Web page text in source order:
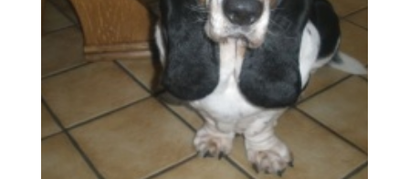
Streifzügen über die Felder ausruhen.
Ja, sie lässt uns eine Menge Freiheiten, dazu zählt
auch den Keller aufräumen und ab und zu sogar in
ihrem Bett schlafen.
Wie Ihr vielleicht schon gehört habt, ist hier für
jeden von uns mindestens täglich ein Mäuschen